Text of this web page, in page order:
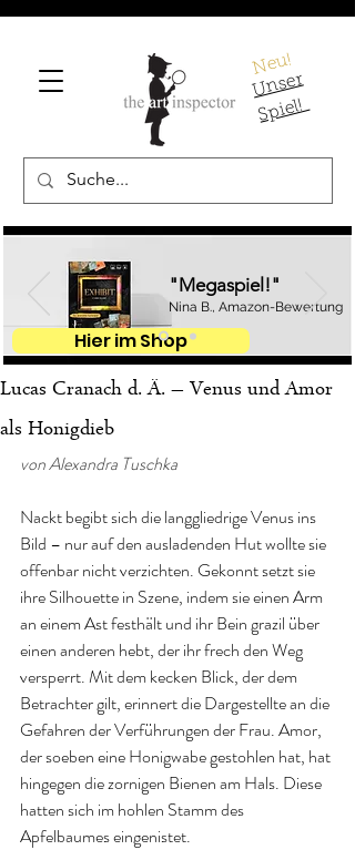
Neu!
U
ns
er
S
pi
el!
"Megaspiel!"
Nina B., Amazon-Bewertung
Hier im Shop
Lucas Cranach d. Ä. – Venus und Amor
als Honigdieb
von Alexandra Tuschka
Nackt begibt sich die langgliedrige Venus ins
Bild – nur auf den ausladenden Hut wollte sie
offenbar nicht verzichten. Gekonnt setzt sie
ihre Silhouette in Szene, indem sie einen Arm
an einem Ast festhält und ihr Bein grazil über
einen anderen hebt, der ihr frech den Weg
versperrt. Mit dem kecken Blick, der dem
Betrachter gilt, erinnert die Dargestellte an die
Gefahren der Verführungen der Frau. Amor,
der soeben eine Honigwabe gestohlen hat, hat
hingegen die zornigen Bienen am Hals. Diese
hatten sich im hohlen Stamm des
Apfelbaumes eingenistet.